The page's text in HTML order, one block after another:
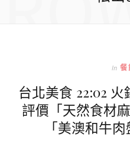
In 餐
台北美食 22:02
評價「天然食材
「美澳和牛